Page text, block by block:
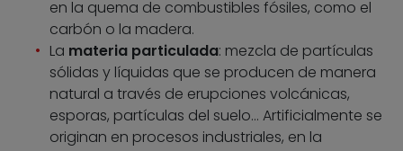
en la quema de combustibles fósiles, como el
carbón o la madera.
La materia particulada: mezcla de partículas
sólidas y líquidas que se producen de manera
natural a través de erupciones volcánicas,
esporas, partículas del suelo… Artificialmente se
originan en procesos industriales, en la